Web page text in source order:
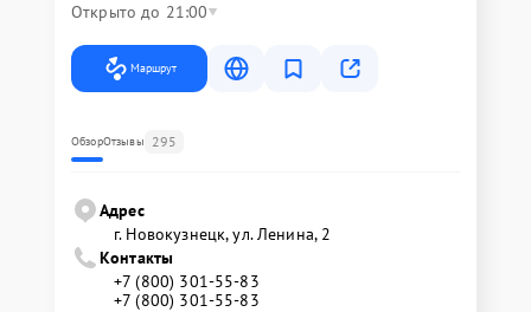
Открыто до 21:00
Маршрут
ОбзорОтзывы 295
Адрес
г. Новокузнецк, ул. Ленина, 2
Контакты
+7 (800) 301-55-83
+7 (800) 301-55-83